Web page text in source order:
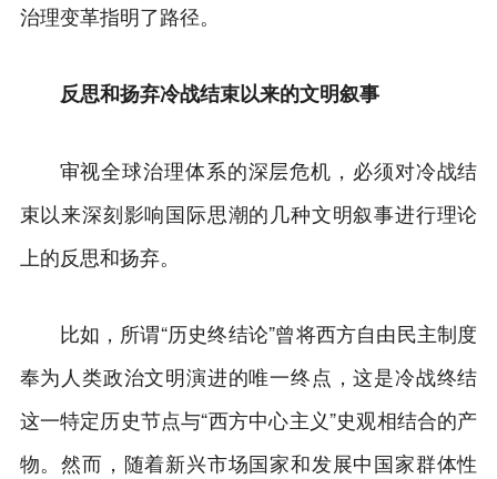
治理变革指明了路径。
反思和扬弃冷战结束以来的文明叙事
审视全球治理体系的深层危机，必须对冷战结
束以来深刻影响国际思潮的几种文明叙事进行理论
上的反思和扬弃。
比如，所谓“历史终结论”曾将西方自由民主制度
奉为人类政治文明演进的唯一终点，这是冷战终结
这一特定历史节点与“西方中心主义”史观相结合的产
物。然而，随着新兴市场国家和发展中国家群体性